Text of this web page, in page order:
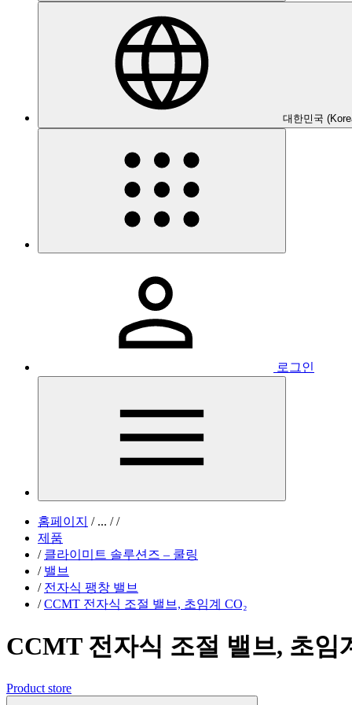
대한민국
로그인
홈페이지 /... / /
제품
/ 클라이미트 솔루션즈 – 쿨링
/ 밸브
/ 전자식 팽창 밸브
/ CCMT 전자식 조절 밸브, 초임계 CO₂
CCMT 전자식 조절 밸브, 초임
Product store